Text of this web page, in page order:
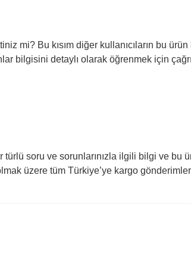
mi? Bu kısım diğer kullanıcıların bu ürün
bilgisini detaylı olarak öğrenmek için
soru ve sorunlarınızla ilgili bilgi ve bu
üzere tüm Türkiye’ye kargo